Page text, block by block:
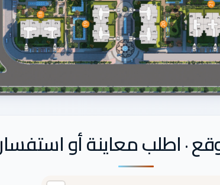
· اطلب معاينة أو استفسار